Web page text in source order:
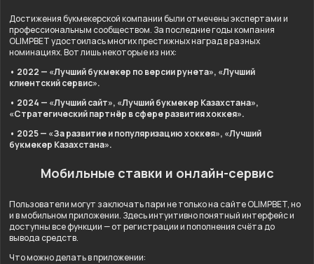
Достижения букмекерской компании были отмечены экспертами и
профессиональным сообществом. За последние годы компания
OLIMPBET удостоилась многих престижных наград в разных
номинациях. Вот лишь некоторые из них:
• 2022 — «Лучший букмекер по версии рунета», «Лучший
клиентский сервис».
• 2024 — «Лучший сайт», «Лучший букмекер Казахстана»,
«Стратегический партнёр в сфере развития хоккея».
• 2025 — «За развитие и популяризацию хоккея», «Лучший
букмекер Казахстана».
Мобильные ставки и онлайн-сервис
Пользователи могут заключать пари не только на сайте OLIMPBET, но
и в мобильном приложении. Здесь интуитивно понятный интерфейс и
доступны все функции — от регистрации и пополнения счёта до
вывода средств.
Что можно делать в приложении: